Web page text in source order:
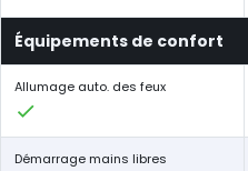
Équipements de confort
Allumage auto. des feux
Démarrage mains libres